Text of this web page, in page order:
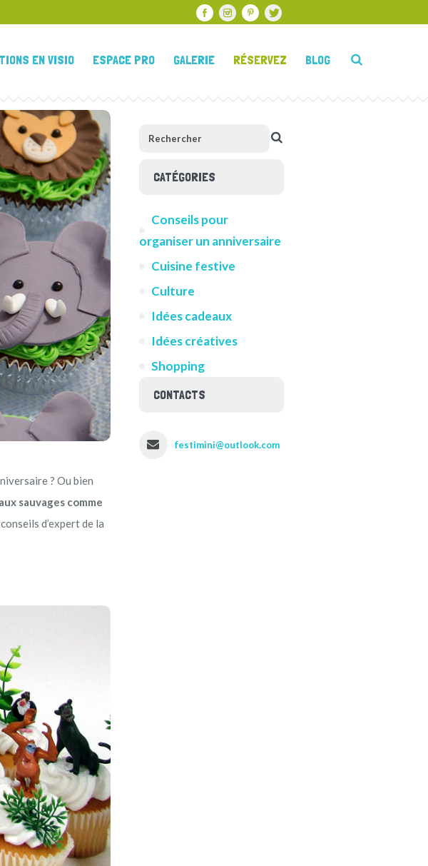
EN VISIO ESPACE PRO GALERIE RÉSERVEZ BLOG
? Ou bien
sauvages comme
d’expert de la
CATÉGORIES
Conseils pour
organiser un anniversaire
Cuisine festive
Culture
Idées cadeaux
Idées créatives
Shopping
CONTACTS
festimini@outlook.com